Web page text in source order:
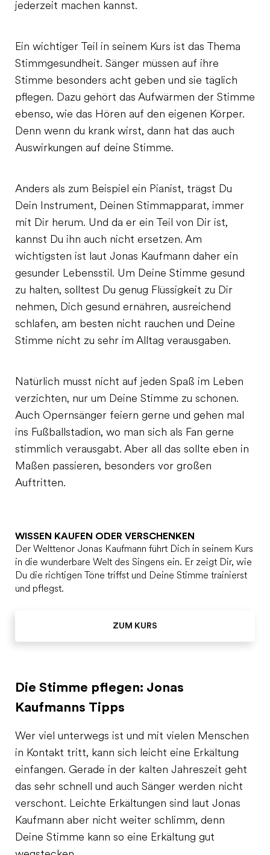
jederzeit machen kannst.
Ein wichtiger Teil in seinem Kurs ist das Thema
Stimmgesundheit. Sänger müssen auf ihre
Stimme besonders acht geben und sie täglich
pflegen. Dazu gehört das Aufwärmen der Stimme
ebenso, wie das Hören auf den eigenen Körper.
Denn wenn du krank wirst, dann hat das auch
Auswirkungen auf deine Stimme.
Anders als zum Beispiel ein Pianist, trägst Du
Dein Instrument, Deinen Stimmapparat, immer
mit Dir herum. Und da er ein Teil von Dir ist,
kannst Du ihn auch nicht ersetzen. Am
wichtigsten ist laut Jonas Kaufmann daher ein
gesunder Lebensstil. Um Deine Stimme gesund
zu halten, solltest Du genug Flüssigkeit zu Dir
nehmen, Dich gesund ernähren, ausreichend
schlafen, am besten nicht rauchen und Deine
Stimme nicht zu sehr im Alltag verausgaben.
Natürlich musst nicht auf jeden Spaß im Leben
verzichten, nur um Deine Stimme zu schonen.
Auch Opernsänger feiern gerne und gehen mal
ins Fußballstadion, wo man sich als Fan gerne
stimmlich verausgabt. Aber all das sollte eben in
Maßen passieren, besonders vor großen
Auftritten.
WISSEN KAUFEN ODER VERSCHENKEN
Der Welttenor Jonas Kaufmann führt Dich in seinem Kurs
in die wunderbare Welt des Singens ein. Er zeigt Dir, wie
Du die richtigen Töne triffst und Deine Stimme trainierst
und pflegst.
ZUM KURS
Die Stimme pflegen: Jonas
Kaufmanns Tipps
Wer viel unterwegs ist und mit vielen Menschen
in Kontakt tritt, kann sich leicht eine Erkältung
einfangen. Gerade in der kalten Jahreszeit geht
das sehr schnell und auch Sänger werden nicht
verschont. Leichte Erkältungen sind laut Jonas
Kaufmann aber nicht weiter schlimm, denn
Deine Stimme kann so eine Erkältung gut